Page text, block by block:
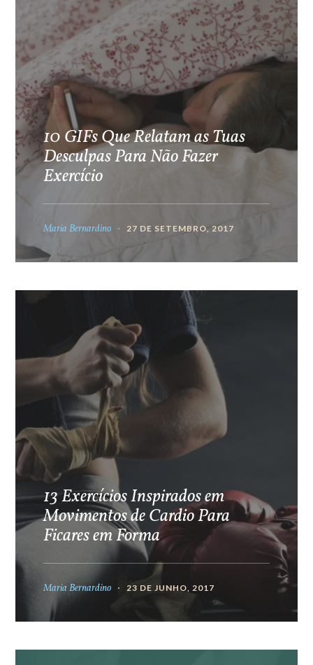
10 GIFs Que Relatam as Tuas
Desculpas Para Não Fazer
Exercício
Maria Bernardino 27 DE SETEMBRO, 2017
13 Exercícios Inspirados em
Movimentos de Cardio Para
Ficares em Forma
Maria Bernardino 23 DE JUNHO, 2017